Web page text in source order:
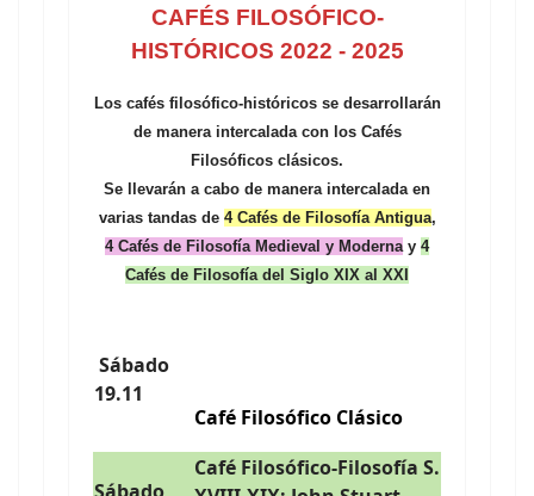
CAFÉS FILOSÓFICO-
HISTÓRICOS 2022 - 2025
Los cafés filosófico-históricos se desarrollarán
de manera intercalada con los Cafés
Filosóficos clásicos.
Se llevarán a cabo de manera intercalada en
varias tandas de 4 Cafés de Filosofía Antigua,
4 Cafés de Filosofía Medieval y Modernay 4
Cafés de Filosofía del Siglo XIX al XXI
Sábado
19.11
Café Filosófico Clásico
Café Filosófico-Filosofía S.